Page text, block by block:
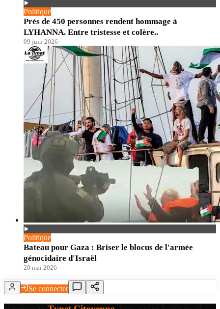
Politique
Prés de 450 personnes rendent hommage à
LYHANNA. Entre tristesse et colère..
09 juin 2026
Politique
Bateau pour Gaza : Briser le blocus de l'armée
génocidaire d'Israël
20 mai 2026
Se connecter